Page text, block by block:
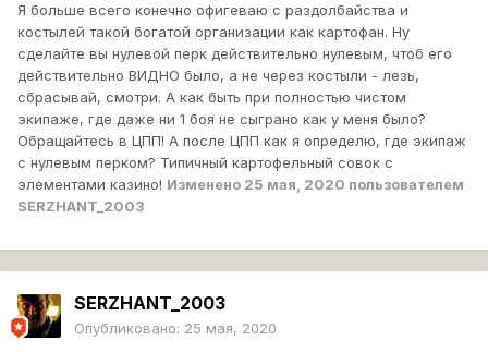
Я больше всего конечно офигеваю с раздолбайства и
костылей такой богатой организации как картофан. Ну
сделайте вы нулевой перк действительно нулевым, чтоб его
действительно ВИДНО было, а не через костыли - лезь,
сбрасывай, смотри. А как быть при полностью чистом
экипаже, где даже ни 1 боя не сыграно как у меня было?
Обращайтесь в ЦПП! А после ЦПП как я определю, где экипаж
с нулевым перком? Типичный картофельный совок с
элементами казино! Изменено 25 мая, 2020 пользователем
SERZHANT_2003
SERZHANT_2003
Опубликовано: 25 мая, 2020